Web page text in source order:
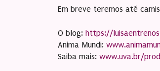
Em breve teremos até
O blog: https://
Anima Mundi:
Saiba mais: www.uva.br/